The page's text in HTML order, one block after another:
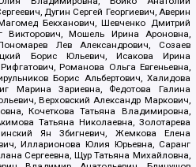
Дугин Сергей Георгиевич, Аверин
Бекханович, Шевченко Дмитрий
Викторович, Мошель Ирина Ароновна,
Лев Александрович, Созаев
Борис Юльевич, Исакова Ирина
Романова Ольга Евгеньевна,
Борис Альбертович, Халидова
Марина Зариевна, Федотова Галина
Верховский Александр Маркович,
Кочеткова Татьяна Владимировна,
Татьяна Николаевна, Золотарева
Ян Збигневич, Жемкова Елена
Илларионова Юлия Юрьевна, Саранг
Сергеевна, Щур Татьяна Михайловна,